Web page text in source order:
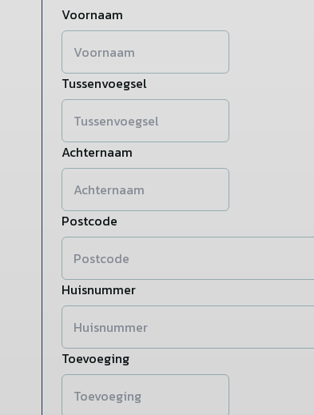
Voornaam
Tussenvoegsel
Achternaam
Postcode
Huisnummer
Toevoeging